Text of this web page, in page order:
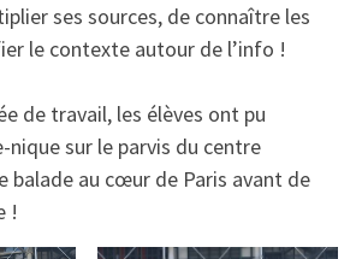
ses sources, de connaître les
le contexte autour de l’info !
de travail, les élèves ont pu
nique sur le parvis du centre
balade au cœur de Paris avant de
!